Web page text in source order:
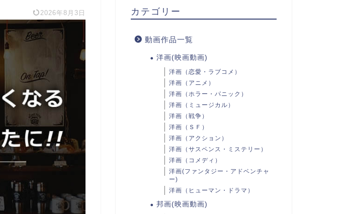
2026年8月3日 カテゴリー
動画作品一覧
洋画(映画動画)
洋画（恋愛・ラブコメ）
洋画（アニメ）
洋画（ホラー・パニック）
洋画（ミュージカル）
洋画（戦争）
洋画（ＳＦ）
洋画（アクション）
洋画（サスペンス・ミステリー）
洋画（コメディ）
洋画(ファンタジー・アドベンチャ
ー)
洋画（ヒューマン・ドラマ）
邦画(映画動画)